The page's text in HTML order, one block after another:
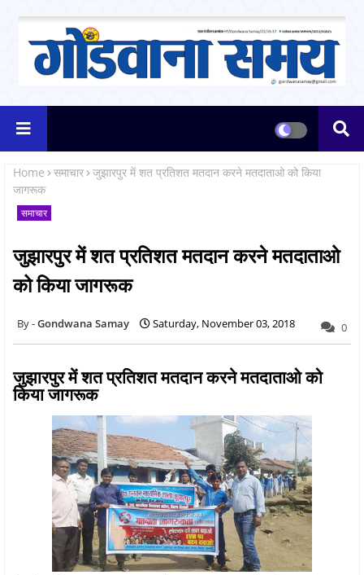
Home समाचार जुझारपुर में शत प्रतिशत मतदान करने मतदाताओ को किया
जागरूक
समाचार
जुझारपुर में शत प्रतिशत मतदान करने मतदाताओ
को किया जागरूक
Gondwana Samay Saturday, November 03, 2018 0
जुझारपुर में शत प्रतिशत मतदान करने मतदाताओ को
किया जागरूक